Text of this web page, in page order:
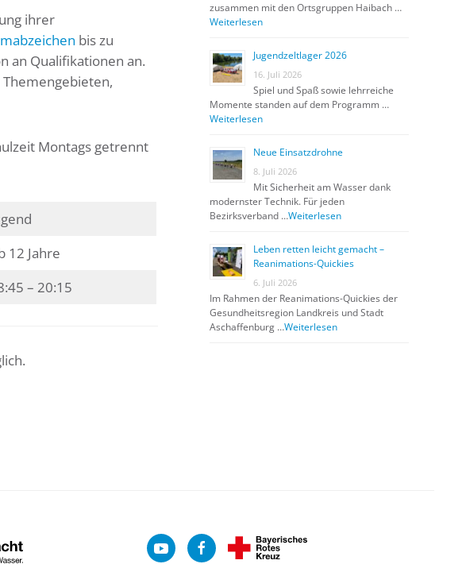
ihrer
bis zu
an Qualifikationen an.
Montags getrennt
12 Jahre
– 20:15
zusammen mit den Ortsgruppen Haibach …
Weiterlesen
Jugendzeltlager 2026
16. Juli 2026
Spiel und Spaß sowie lehrreiche
Momente standen auf dem Programm …
Weiterlesen
Neue Einsatzdrohne
8. Juli 2026
Mit Sicherheit am Wasser dank
modernster Technik. Für jeden
Bezirksverband …Weiterlesen
Leben retten leicht gemacht –
Reanimations-Quickies
6. Juli 2026
Im Rahmen der Reanimations-Quickies der
Gesundheitsregion Landkreis und Stadt
Aschaffenburg …Weiterlesen